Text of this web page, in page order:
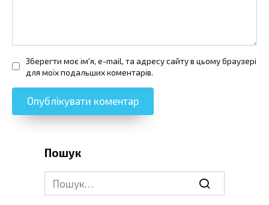
Зберегти моє ім'я, e-mail, та адресу сайту в цьому браузері
для моїх подальших коментарів.
Пошук
Search
for: